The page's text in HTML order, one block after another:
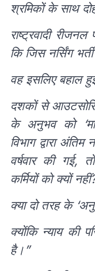
श्रमिकों के साथ
राष्ट्रवादी
कि जिस नर्सिंग
वह इसलिए बहाल
दशकों से
के अनुभव को
विभाग द्वारा
वर्षवार की गई,
कर्मियों को क्यों
क्या दो तरह के
क्योंकि न्याय की
है।”